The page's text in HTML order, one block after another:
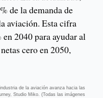
de la demanda de
aviación. Esta cifra
2040 para ayudar al
cero en 2050,
de la aviación avanza hacia las
Studio Miko. (Todas las imágenes